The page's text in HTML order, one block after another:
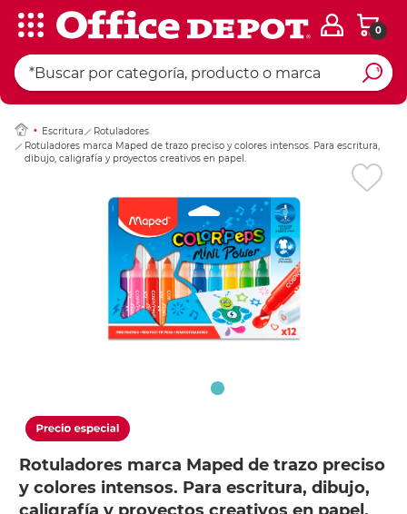
0
Escritura
Rotuladores
Rotuladores marca Maped de trazo preciso y colores intensos. Para escritura,
dibujo, caligrafía y proyectos creativos en papel.
Rotuladores marca Maped de trazo preciso
y colores intensos. Para escritura, dibujo,
Ingresar Codigo